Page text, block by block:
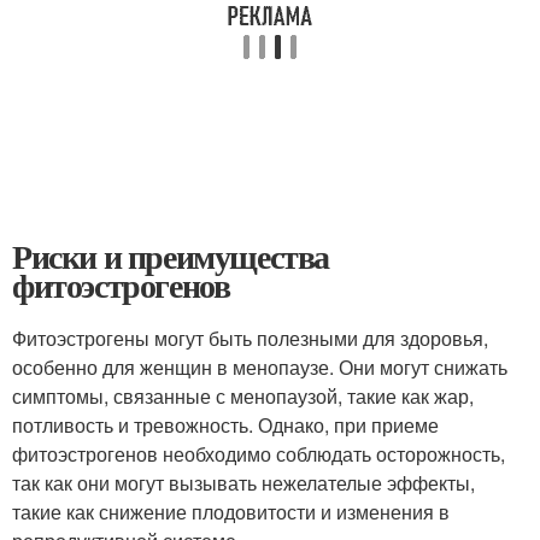
Риски и преимущества
фитоэстрогенов
Фитоэстрогены могут быть полезными для здоровья,
особенно для женщин в менопаузе. Они могут снижать
симптомы, связанные с менопаузой, такие как жар,
потливость и тревожность. Однако, при приеме
фитоэстрогенов необходимо соблюдать осторожность,
так как они могут вызывать нежелателые эффекты,
такие как снижение плодовитости и изменения в